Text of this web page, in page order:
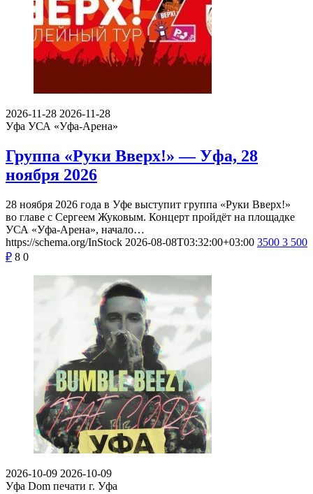
2026-11-28 2026-11-28
Уфа УСА «Уфа-Арена»
Группа «Руки Вверх!» — Уфа, 28
ноября 2026
28 ноября 2026 года в Уфе выступит группа «Руки Вверх!»
во главе с Сергеем Жуковым. Концерт пройдёт на площадке
УСА «Уфа-Арена», начало…
https://schema.org/InStock 2026-08-08T03:32:00+03:00 3500 3 500
₽ 8 0
2026-10-09 2026-10-09
Уфа Dom печати г. Уфа